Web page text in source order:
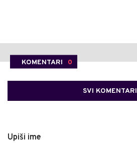
KOMENTARI 0
SVI KOMENTARI
Upiši ime